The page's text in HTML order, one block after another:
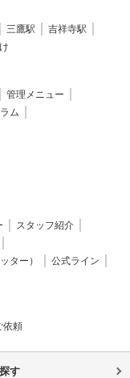
三鷹駅
吉祥寺駅
管理メニュー
ム
スタッフ紹介
ター）
公式ライン
依頼
す